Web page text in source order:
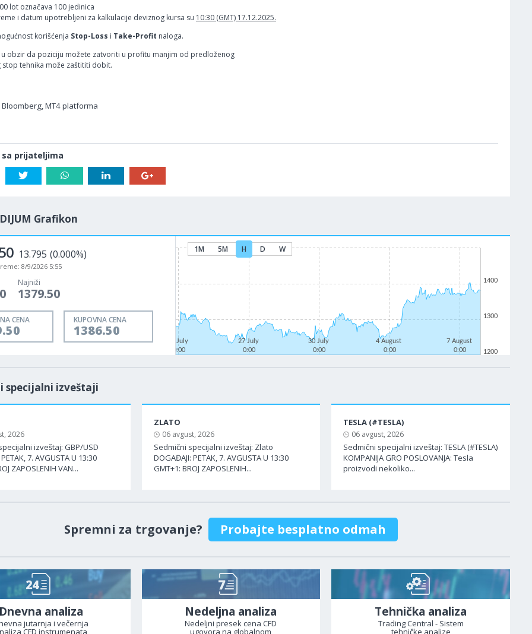
lot označava 100 jedinica
i datum upotrebljeni za kalkulacije deviznog kursa su 10:30 (GMT) 17.12.2025.
korišćenja Stop-Loss i Take-Profit naloga.
u obzir da poziciju možete zatvoriti u profitu manjim od predloženog
stop tehnika može zaštititi dobit.
MT4 platforma
sa prijateljima
Grafikon
13.795 (0.000%)
8/9/2026 5:55
Najniži
1379.50
CENA KUPOVNA CENA
1386.50
1M 5M H D W
22 July
0:00
27 July
0:00
30 July
0:00
4 August
0:00
7 August
0:00
1200
1300
1400
specijalni izveštaji
2026
izveštaj: GBP/USD
7. AVGUSTA U 13:30
ZAPOSLENIH VAN...
ZLATO
06 avgust, 2026
Sedmični specijalni izveštaj: Zlato
DOGAĐAJI: PETAK, 7. AVGUSTA U 13:30
GMT+1: BROJ ZAPOSLENIH...
TESLA (#TESLA)
06 avgust, 2026
Sedmični specijalni izveštaj: TESLA (#TESLA)
KOMPANIJA GRO POSLOVANJA: Tesla
proizvodi nekoliko...
Spremni za trgovanje? Probajte besplatno odmah
Dnevna analiza
jutarnja i večernja
CFD instrumenata
Nedeljna analiza
Nedeljni presek cena CFD
ugovora na globalnom
Tehnička analiza
Trading Central - Sistem
tehničke analize